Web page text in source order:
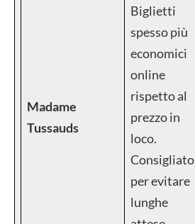
Madame
Tussauds
Biglietti
spesso più
economici
online
rispetto al
prezzo in
loco.
Consigliato
per evitare
lunghe